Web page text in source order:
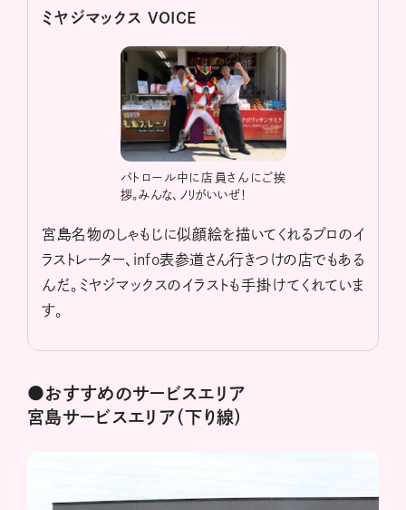
ミヤジマックス VOICE
パトロール中に店員さんにご挨
拶。みんな、ノリがいいぜ！
宮島名物のしゃもじに似顔絵を描いてくれるプロのイ
ラストレーター、info表参道さん行きつけの店でもある
んだ。ミヤジマックスのイラストも手掛けてくれていま
す。
●おすすめのサービスエリア
宮島サービスエリア（下り線）